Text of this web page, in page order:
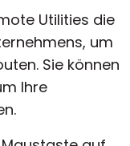
Utilities die
um
Sie können
Ihre